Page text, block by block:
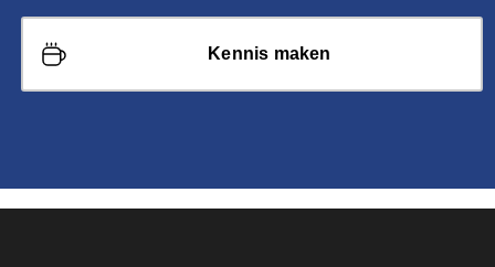
Kennis maken